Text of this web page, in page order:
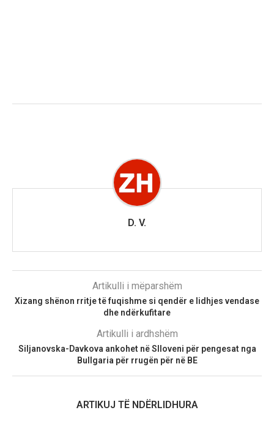
D. V.
Artikulli i mëparshëm
Xizang shënon rritje të fuqishme si qendër e lidhjes vendase
dhe ndërkufitare
Artikulli i ardhshëm
Siljanovska-Davkova ankohet në Slloveni për pengesat nga
Bullgaria për rrugën për në BE
ARTIKUJ TË NDËRLIDHURA